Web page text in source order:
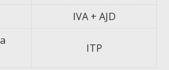
IVA + AJD
ITP